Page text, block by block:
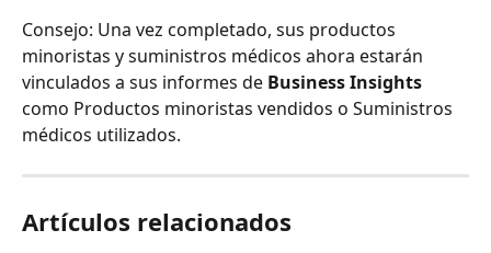
Consejo: Una vez completado, sus productos
minoristas y suministros médicos ahora estarán
vinculados a sus informes de Business Insights
como Productos minoristas vendidos o Suministros
médicos utilizados.
Artículos relacionados